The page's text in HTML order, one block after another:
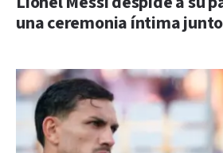
una ceremonia íntima